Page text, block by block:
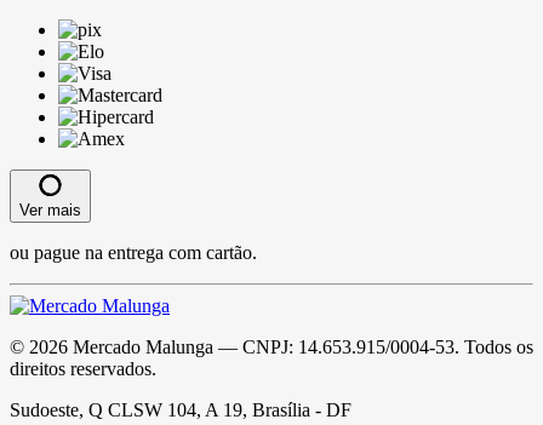
Ver mais
ou pague na entrega com cartão.
© 2026 Mercado Malunga — CNPJ: 14.653.915/0004-53. Todos os
direitos reservados.
Sudoeste, Q CLSW 104, A 19, Brasília - DF